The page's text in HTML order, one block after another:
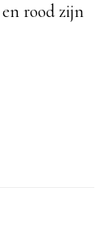
rood zijn